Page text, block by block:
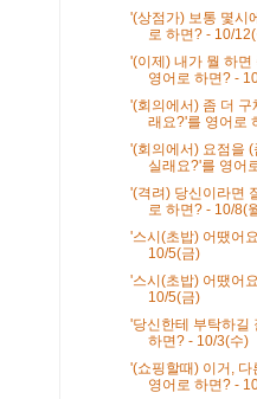
'(상점가) 보통 몇시
로 하면? - 10/
'(이제) 내가 뭘 하
영어로 하면? -
'(회의에서) 좀 더
래요?'를 영어로
'(회의에서) 요점을
실래요?'를 영어
'(격려) 당신이라면
로 하면? - 10/8(
'스시(초밥) 어땠어
10/5(금)
'스시(초밥) 어땠어
10/5(금)
'당신한테 부탁하길
하면? - 10/3(수)
'(쇼핑할때) 이거,
영어로 하면? -